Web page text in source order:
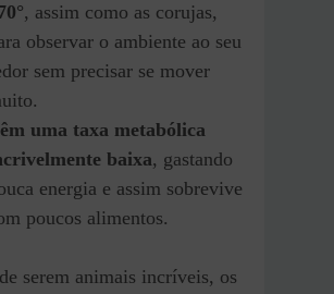
, assim como as corujas,
observar o ambiente ao seu
sem precisar se mover
uma taxa metabólica
baixa, gastando
energia e assim sobrevive
poucos alimentos.
serem animais incríveis, os